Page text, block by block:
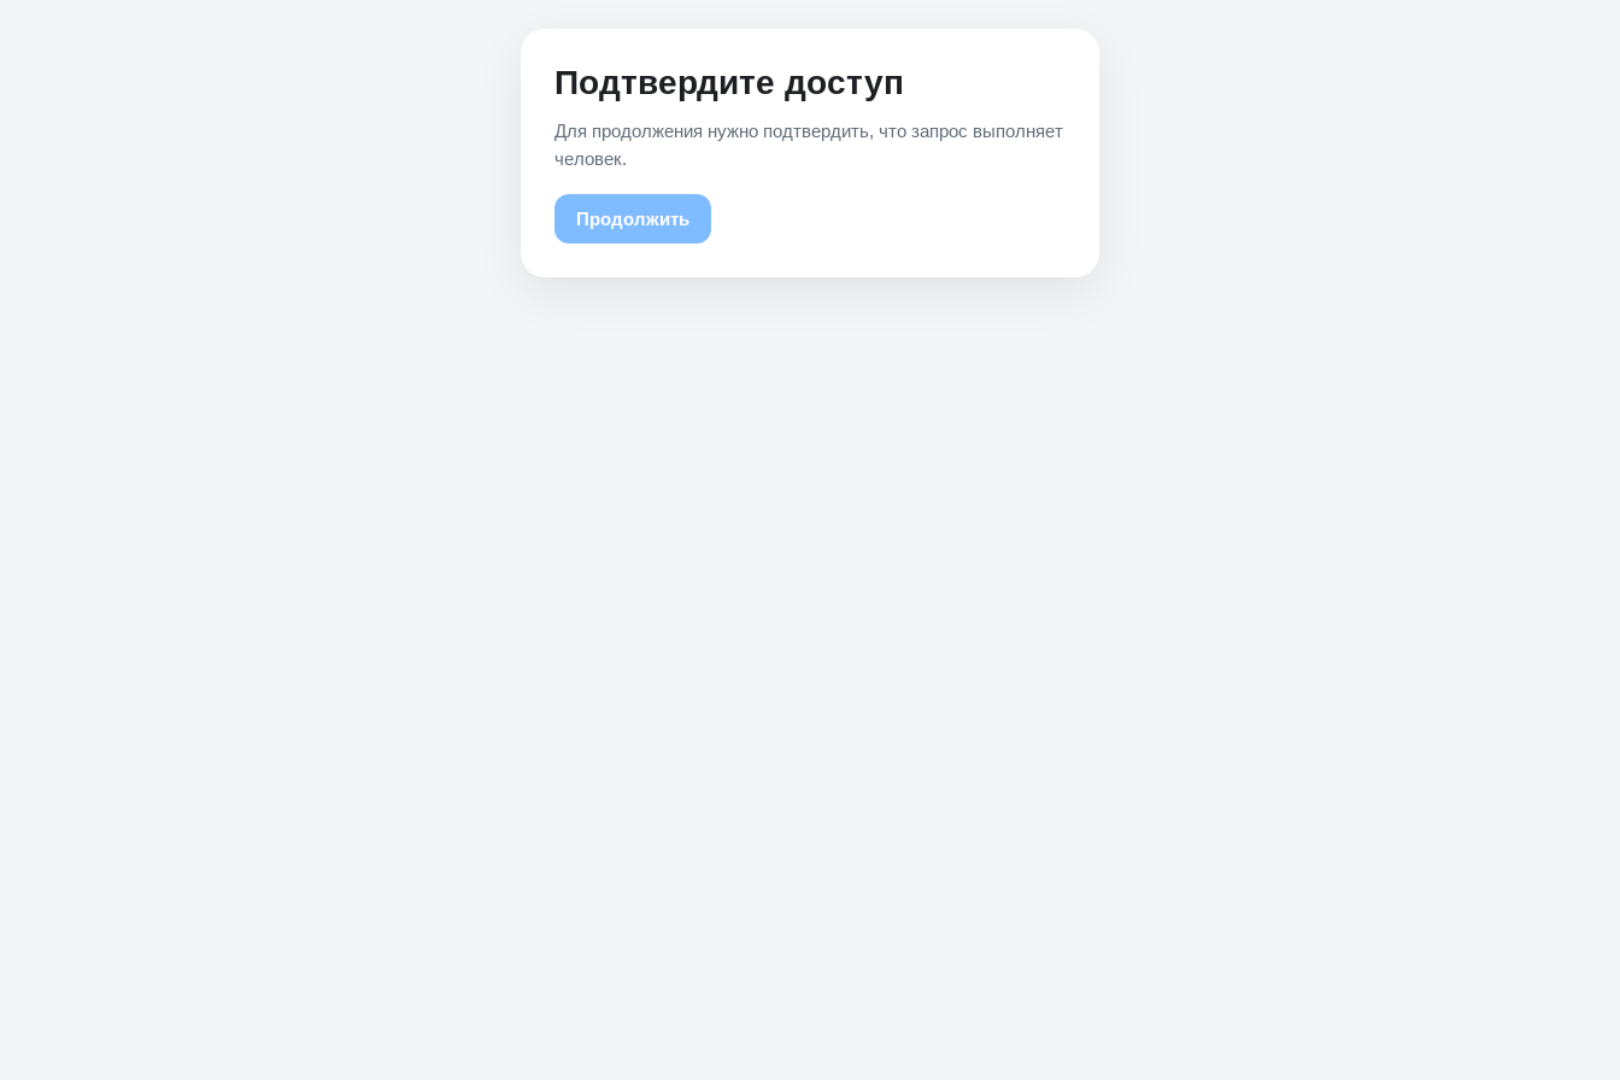
Подтвердите доступ
Для продолжения нужно подтвердить, что запрос выполняет
человек.
Продолжить